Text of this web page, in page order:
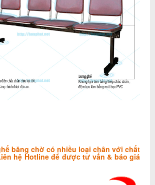
băng chờ có nhiều loại chân với chất
hệ Hotline để được tư vấn & báo giá